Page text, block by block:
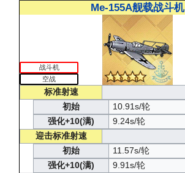
Me-155A舰载战斗机
战斗机
空战
标准射速
初始
10.91s/轮
强化+10(满)
9.24s/轮
迎击标准射速
初始
11.57s/轮
强化+10(满)
9.91s/轮